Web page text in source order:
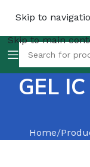
Skip to
Skip to main
GEL
Home